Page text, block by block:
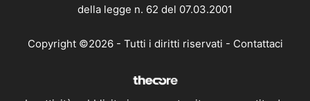
della legge n. 62 del 07.03.2001
Copyright ©2026 - Tutti i diritti riservati - Contattaci